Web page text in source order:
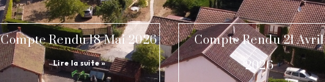
Compte Rendu 18 Mai 2026
Lire la suite »
Compte Rendu 21 Avril
2026